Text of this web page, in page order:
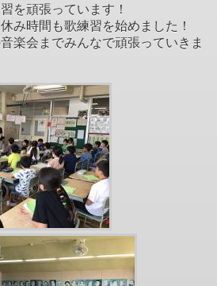
を頑張っています！
み時間も歌練習を始めました！
楽会までみんなで頑張っていきま